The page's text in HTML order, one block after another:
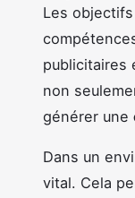
Les
publicitaires
non
générer une
Dans un
vital. Cela